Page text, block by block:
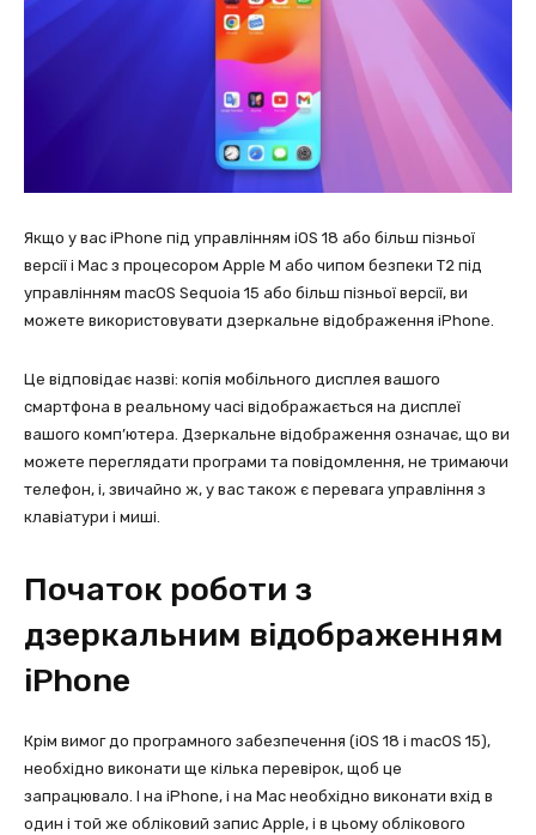
Якщо у вас iPhone під управлінням iOS 18 або більш пізньої
версії і Mac з процесором Apple M або чипом безпеки T2 під
управлінням macOS Sequoia 15 або більш пізньої версії, ви
можете використовувати дзеркальне відображення iPhone.
Це відповідає назві: копія мобільного дисплея вашого
смартфона в реальному часі відображається на дисплеї
вашого комп’ютера. Дзеркальне відображення означає, що ви
можете переглядати програми та повідомлення, не тримаючи
телефон, і, звичайно ж, у вас також є перевага управління з
клавіатури і миші.
Початок роботи з
дзеркальним відображенням
iPhone
Крім вимог до програмного забезпечення (iOS 18 і macOS 15),
необхідно виконати ще кілька перевірок, щоб це
запрацювало. І на iPhone, і на Mac необхідно виконати вхід в
один і той же обліковий запис Apple, і в цьому облікового